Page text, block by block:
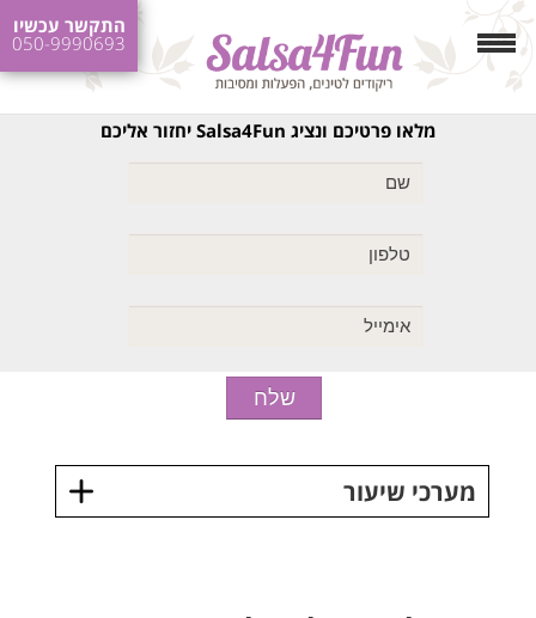
התקשר עכשיו
050-9990693
מלאו פרטיכם ונציג Salsa4Fun יחזור אליכם
מערכי שיעור